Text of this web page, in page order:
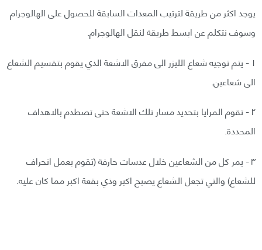
يوجد اكثر من طريقة لترتيب المعدات السابقة للحصول على الهالوجرام
وسوف نتكلم عن ابسط طريقة لنقل الهالوجرام.
١ - يتم توجيه شعاع الليزر الى مفرق الاشعة الذي يقوم بتقسيم الشعاع
الى شعاعين.
٢ - تقوم المرايا بتحديد مسار تلك الاشعة حتى تصطدم بالاهداف
المحددة.
٣ - يمر كل من الشعاعين خلال عدسات حارفة (تقوم بعمل انحراف
للشعاع) والتي تجعل الشعاع يصبح اكبر وذي بقعة اكبر مما كان عليه.